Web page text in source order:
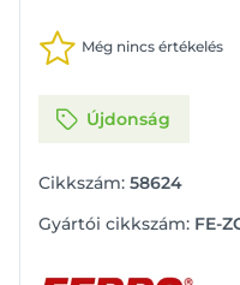
Még nincs értékelés
Újdonság
Cikkszám: 58624
Gyártói cikkszám: FE-